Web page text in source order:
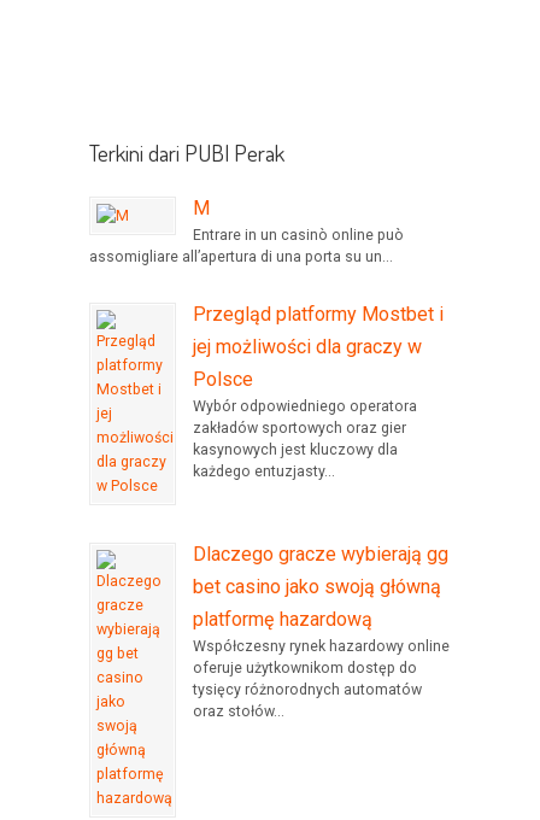
Terkini dari PUBI Perak
M
Entrare in un casinò online può
assomigliare all’apertura di una porta su un...
Przegląd platformy Mostbet i
jej możliwości dla graczy w
Polsce
Wybór odpowiedniego operatora
zakładów sportowych oraz gier
kasynowych jest kluczowy dla
każdego entuzjasty...
Dlaczego gracze wybierają gg
bet casino jako swoją główną
platformę hazardową
Współczesny rynek hazardowy online
oferuje użytkownikom dostęp do
tysięcy różnorodnych automatów
oraz stołów...